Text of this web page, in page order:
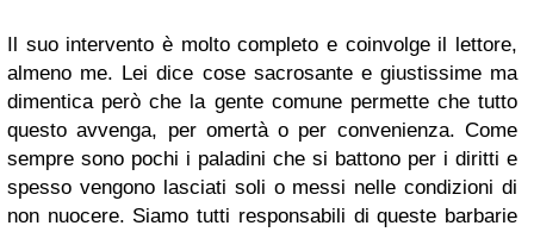
Il suo intervento è molto completo e coinvolge il lettore,
almeno me. Lei dice cose sacrosante e giustissime ma
dimentica però che la gente comune permette che tutto
questo avvenga, per omertà o per convenienza. Come
sempre sono pochi i paladini che si battono per i diritti e
spesso vengono lasciati soli o messi nelle condizioni di
non nuocere. Siamo tutti responsabili di queste barbarie